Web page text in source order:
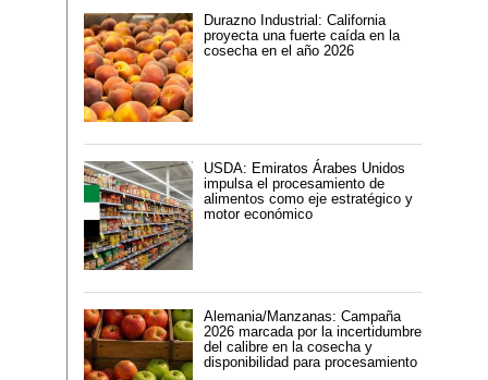
Durazno Industrial: California
proyecta una fuerte caída en la
cosecha en el año 2026
USDA: Emiratos Árabes Unidos
impulsa el procesamiento de
alimentos como eje estratégico y
motor económico
Alemania/Manzanas: Campaña
2026 marcada por la incertidumbre
del calibre en la cosecha y
disponibilidad para procesamiento